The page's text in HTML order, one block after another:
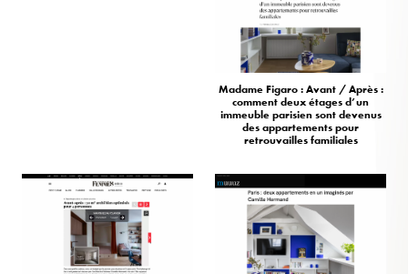
Madame Figaro : Avant / Après :
comment deux étages d’un
immeuble parisien sont devenus
des appartements pour
retrouvailles familiales